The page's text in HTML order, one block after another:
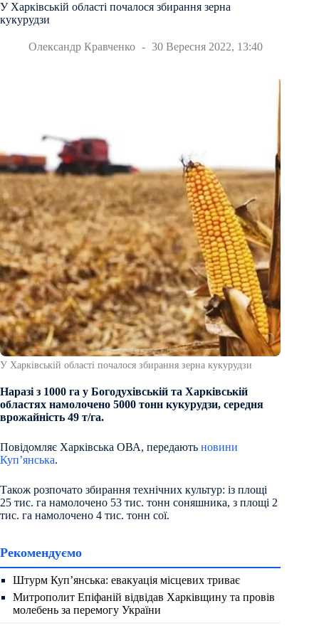
У Харківській області почалося збирання зерна
кукурудзи
Олександр Кравченко 30 Вересня 2022, 13:40
У Харківській області почалося збирання зерна кукурудзи
Наразі з 1000 га у Богодухівській та Харківській
областях намолочено 5000 тонн кукурудзи, середня
врожайність 49 т/га.
Повідомляє Харківська ОВА, передають новини
Куп’янська.
Також розпочато збирання технічних культур: із площі
25 тис. га намолочено 53 тис. тонн соняшника, з площі 2
тис. га намолочено 4 тис. тонн сої.
Рекомендуємо
Штурм Куп’янська: евакуація місцевих триває
Митрополит Епіфаній відвідав Харківщину та провів
молебень за перемогу України